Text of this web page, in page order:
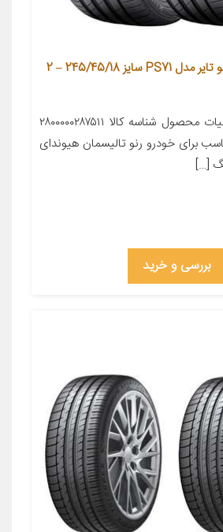
لاستیک خودرو کومهو تایر مدل PS71 سایز 245/45/18 – 2
معرفی محصول جزئیات محصول شناسه کالا ۲۸۰۰۰۰۰۲۸۷۵۱۱
ساخت ۲۰۲۲ مناسب برای خودرو رنو تالیسمان هیوندای
[…]
بررسی و خرید